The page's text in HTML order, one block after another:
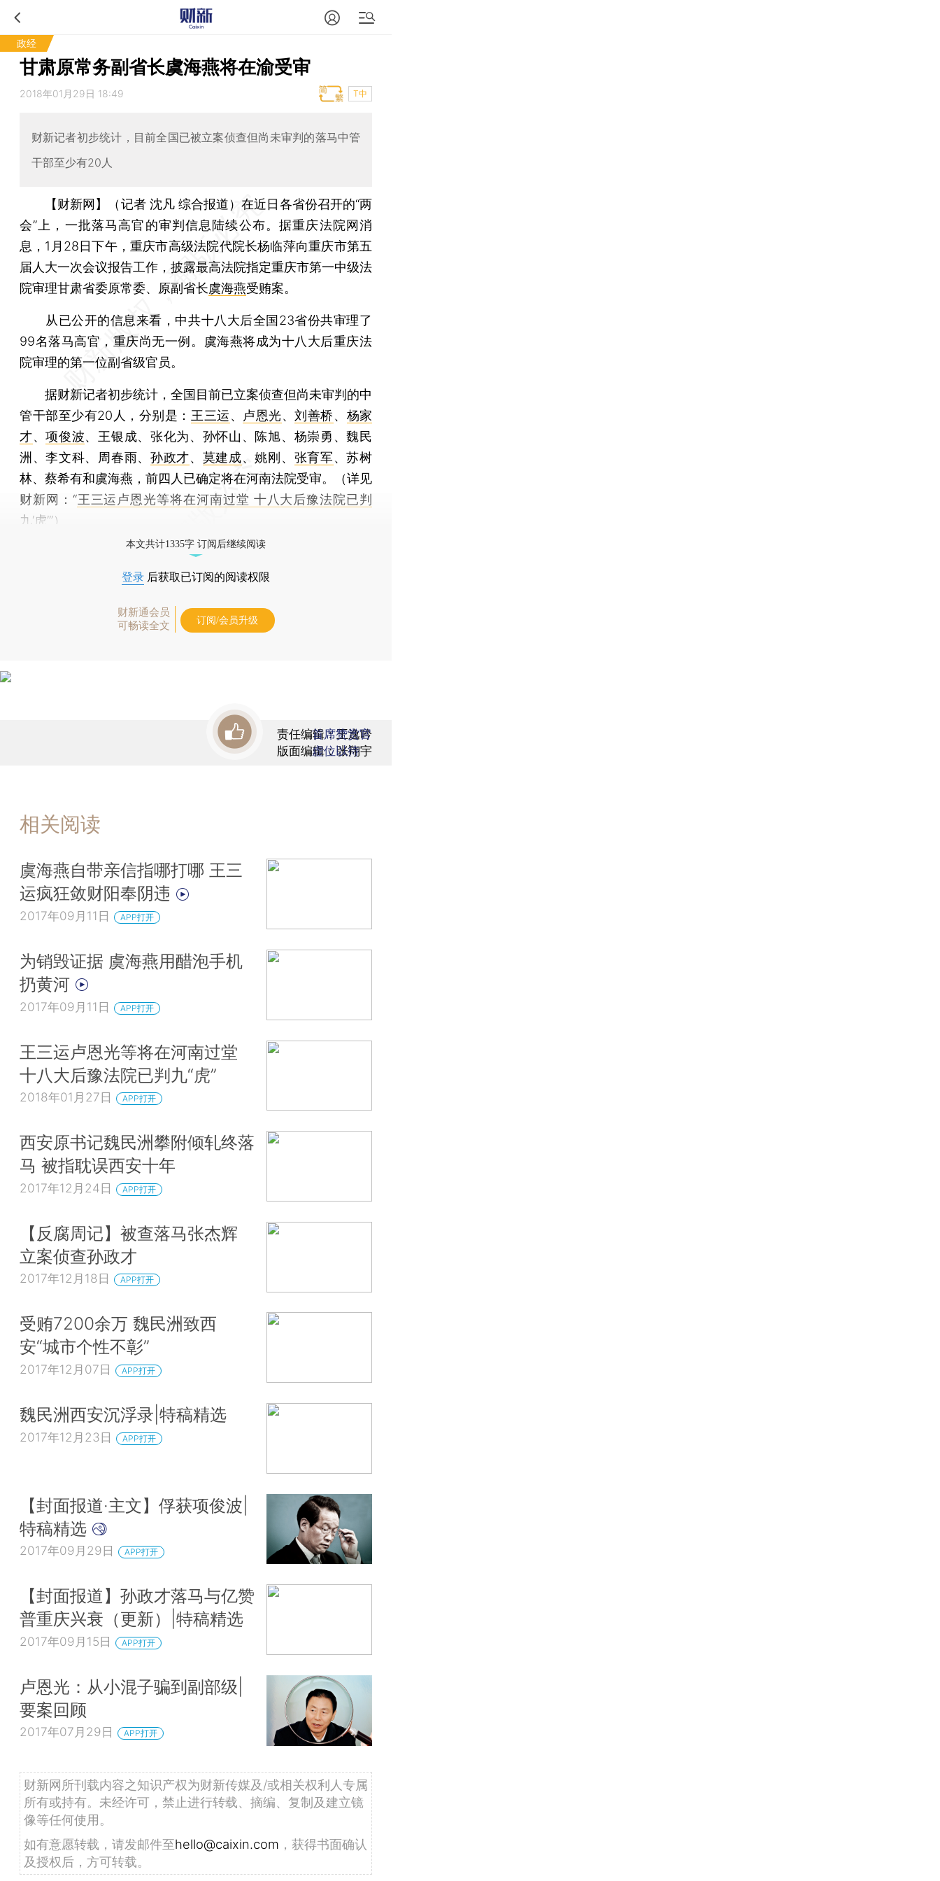
政经
甘肃原常务副省长虞海燕将在渝受审
2018年01月29日 18:49 T中
财新记者初步统计，目前全国已被立案侦查但尚未审判的落马中管
干部至少有20人
【财新网】（记者 沈凡 综合报道）在近日各省份召开的“两
会”上，一批落马高官的审判信息陆续公布。据重庆法院网消
息，1月28日下午，重庆市高级法院代院长杨临萍向重庆市第五
届人大一次会议报告工作，披露最高法院指定重庆市第一中级法
院审理甘肃省委原常委、原副省长虞海燕受贿案。
从已公开的信息来看，中共十八大后全国23省份共审理了
99名落马高官，重庆尚无一例。虞海燕将成为十八大后重庆法
院审理的第一位副省级官员。
据财新记者初步统计，全国目前已立案侦查但尚未审判的中
管干部至少有20人，分别是： 王三运、 卢恩光、刘善桥、 杨家
才、项俊波、王银成、张化为、孙怀山、陈旭、杨崇勇、魏民
洲、李文科、周春雨、 孙政才、 莫建成、姚刚、 张育军、苏树
林、蔡希有和虞海燕，前四人已确定将在河南法院受审。（详见
财新网：“王三运卢恩光等将在河南过堂 十八大后豫法院已判
九‘虎’”）
本文共计1335字 订阅后继续阅读
登录 后获取已订阅的阅读权限
财新通会员
可畅读全文
订阅/会员升级
责任编辑：王逸吟
版面编辑：张翔宇
首席赞赏官
虚位以待
相关阅读
虞海燕自带亲信指哪打哪 王三
运疯狂敛财阳奉阴违
2017年09月11日 APP打开
为销毁证据 虞海燕用醋泡手机
扔黄河
2017年09月11日 APP打开
王三运卢恩光等将在河南过堂
十八大后豫法院已判九“虎”
2018年01月27日 APP打开
西安原书记魏民洲攀附倾轧终落
马 被指耽误西安十年
2017年12月24日 APP打开
【反腐周记】被查落马张杰辉
立案侦查孙政才
2017年12月18日 APP打开
受贿7200余万 魏民洲致西
安“城市个性不彰”
2017年12月07日 APP打开
魏民洲西安沉浮录|特稿精选
2017年12月23日 APP打开
【封面报道·主文】俘获项俊波|
特稿精选
2017年09月29日 APP打开
【封面报道】孙政才落马与亿赞
普重庆兴衰（更新）|特稿精选
2017年09月15日 APP打开
卢恩光：从小混子骗到副部级|
要案回顾
2017年07月29日 APP打开
财新网所刊载内容之知识产权为财新传媒及/或相关权利人专属
所有或持有。未经许可，禁止进行转载、摘编、复制及建立镜
像等任何使用。
如有意愿转载，请发邮件至hello@caixin.com ，获得书面确认
及授权后，方可转载。